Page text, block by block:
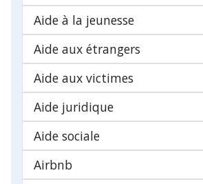
Aide à la jeunesse
Aide aux étrangers
Aide aux victimes
Aide juridique
Aide sociale
Airbnb